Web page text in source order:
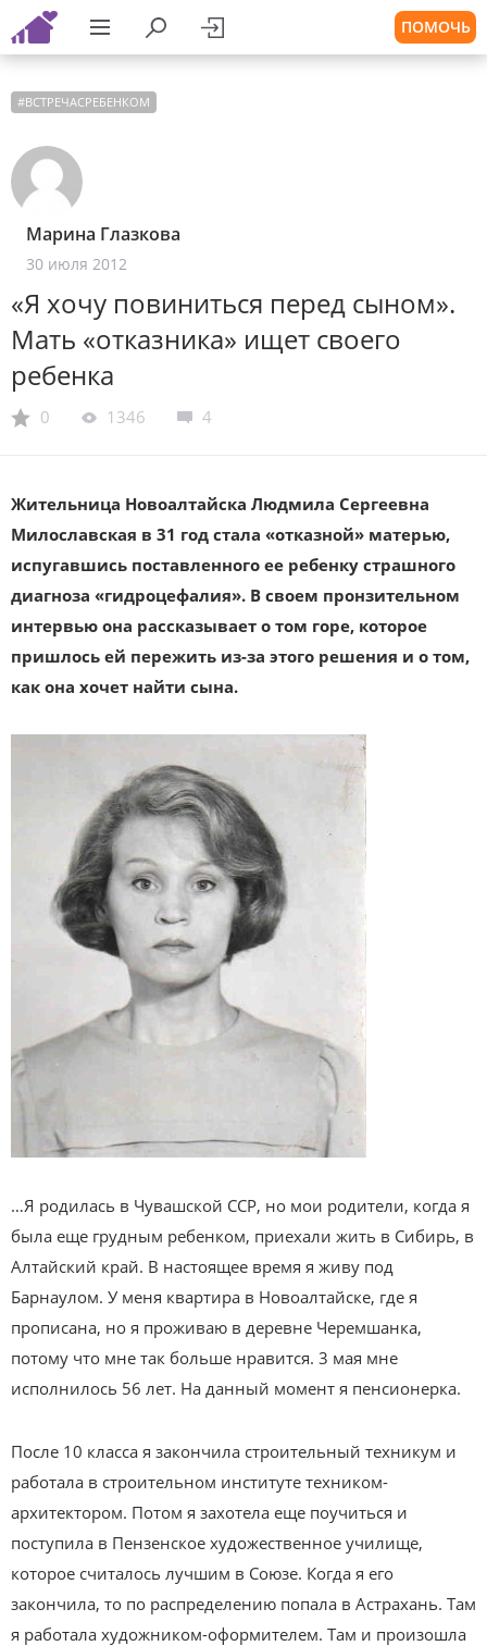
ПОМОЧЬ
#ВСТРЕЧАСРЕБЕНКОМ
Марина Глазкова
30 июля 2012
«Я хочу повиниться перед сыном».
Мать «отказника» ищет своего
ребенка
0 1346 4
Жительница Новоалтайска Людмила Сергеевна
Милославская в 31 год стала «отказной» матерью,
испугавшись поставленного ее ребенку страшного
диагноза «гидроцефалия». В своем пронзительном
интервью она рассказывает о том горе, которое
пришлось ей пережить из-за этого решения и о том,
как она хочет найти сына.
…Я родилась в Чувашской ССР, но мои родители, когда я
была еще грудным ребенком, приехали жить в Сибирь, в
Алтайский край. В настоящее время я живу под
Барнаулом. У меня квартира в Новоалтайске, где я
прописана, но я проживаю в деревне Черемшанка,
потому что мне так больше нравится. 3 мая мне
исполнилось 56 лет. На данный момент я пенсионерка.
После 10 класса я закончила строительный техникум и
работала в строительном институте техником-
архитектором. Потом я захотела еще поучиться и
поступила в Пензенское художественное училище,
которое считалось лучшим в Союзе. Когда я его
закончила, то по распределению попала в Астрахань. Там
я работала художником-оформителем. Там и произошла